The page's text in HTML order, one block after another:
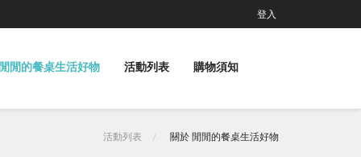
登入
閒的餐桌生活好物 活動列表 購物須知
活動列表 關於 閒閒的餐桌生活好物